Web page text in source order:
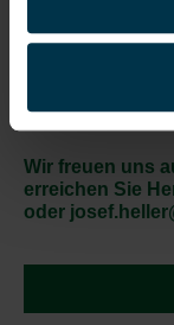
Wir freuen uns
erreichen Sie
oder